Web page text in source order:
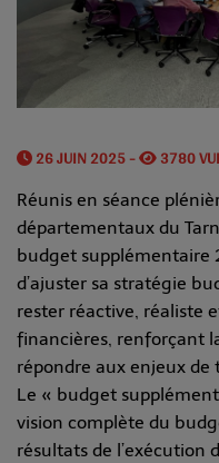
26 JUIN 2025 - 3780
Réunis en séance
départementaux du
budget supplémentaire
d’ajuster sa stratégie
rester réactive, réaliste
financières, renforçant
répondre aux enjeux de
Le « budget
vision complète du
résultats de l’exécution